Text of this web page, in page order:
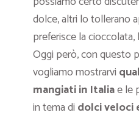
dolce, altri lo tollerano
preferisce la cioccolata,
Oggi però, con questo
vogliamo mostrarvi
mangiati in Italiae le
in tema di dolci veloci